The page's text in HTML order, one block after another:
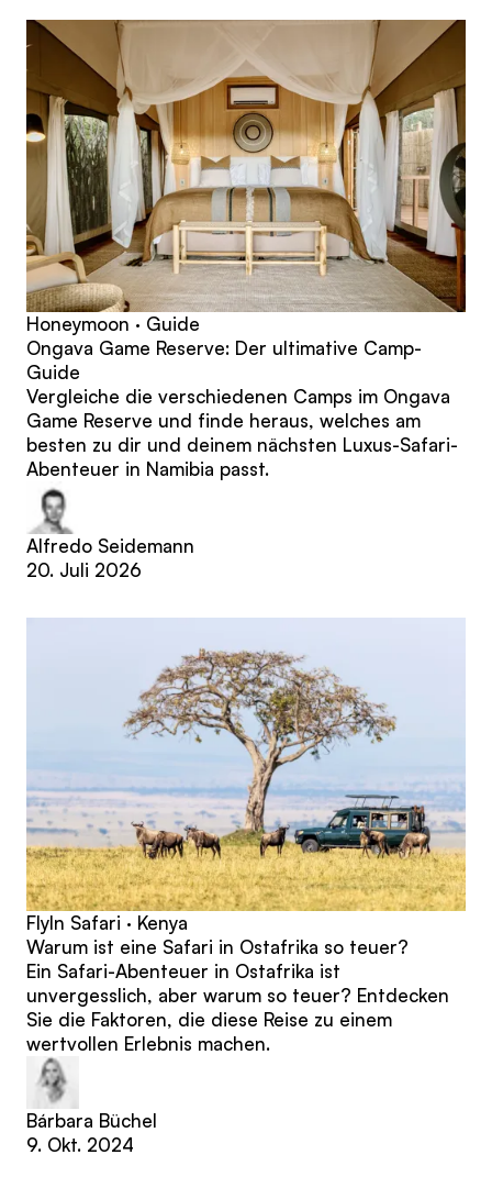
Beiträge
Honeymoon · Guide
Ongava Game Reserve: Der ultimative Camp-
Guide
Vergleiche die verschiedenen Camps im Ongava
Game Reserve und finde heraus, welches am
besten zu dir und deinem nächsten Luxus-Safari-
Abenteuer in Namibia passt.
Alfredo Seidemann
20. Juli 2026
FlyIn Safari · Kenya
Warum ist eine Safari in Ostafrika so teuer?
Ein Safari-Abenteuer in Ostafrika ist
unvergesslich, aber warum so teuer? Entdecken
Sie die Faktoren, die diese Reise zu einem
wertvollen Erlebnis machen.
Bárbara Büchel
9. Okt. 2024